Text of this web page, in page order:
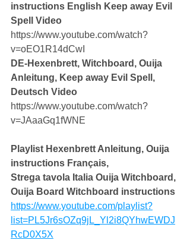
instructions English Keep away Evil
Spell Video
https://www.youtube.com/watch?
v=oEO1R14dCwI
DE-Hexenbrett, Witchboard, Ouija
Anleitung, Keep away Evil Spell,
Deutsch Video
https://www.youtube.com/watch?
v=JAaaGq1fWNE
Playlist Hexenbrett Anleitung, Ouija
instructions Français,
Strega tavola Italia Ouija Witchboard,
Ouija Board Witchboard instructions
https://www.youtube.com/playlist?
list=PL5Jr6sOZq9jL_Yl2i8QYhwEWDJ
RcD0X5X